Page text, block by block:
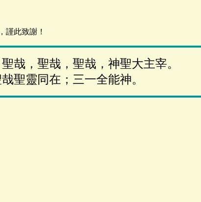
此致謝！
哉，聖哉，聖哉，神聖大主宰。
聖靈同在；三一全能神。